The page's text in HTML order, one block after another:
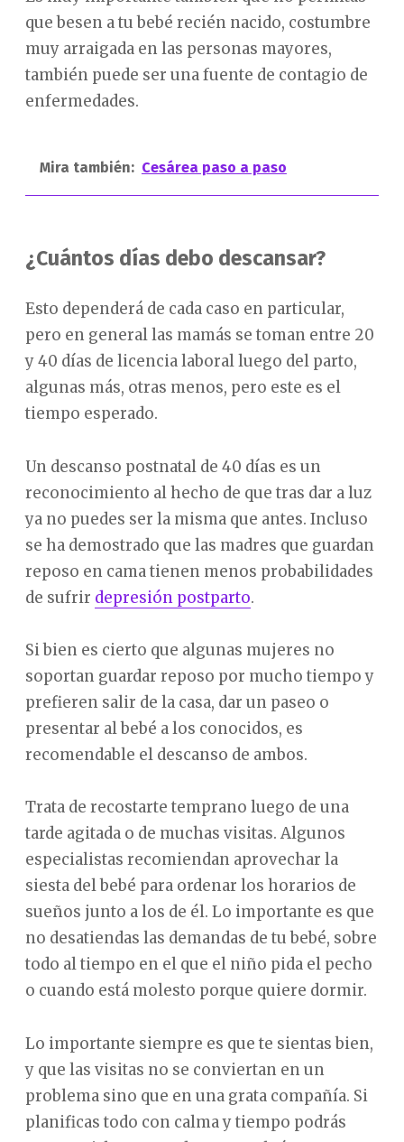
que besen a tu bebé recién nacido, costumbre
muy arraigada en las personas mayores,
también puede ser una fuente de contagio de
enfermedades.
Mira también: Cesárea paso a paso
¿Cuántos días debo descansar?
Esto dependerá de cada caso en particular,
pero en general las mamás se toman entre 20
y 40 días de licencia laboral luego del parto,
algunas más, otras menos, pero este es el
tiempo esperado.
Un descanso postnatal de 40 días es un
reconocimiento al hecho de que tras dar a luz
ya no puedes ser la misma que antes. Incluso
se ha demostrado que las madres que guardan
reposo en cama tienen menos probabilidades
de sufrir depresión postparto.
Si bien es cierto que algunas mujeres no
soportan guardar reposo por mucho tiempo y
prefieren salir de la casa, dar un paseo o
presentar al bebé a los conocidos, es
recomendable el descanso de ambos.
Trata de recostarte temprano luego de una
tarde agitada o de muchas visitas. Algunos
especialistas recomiendan aprovechar la
siesta del bebé para ordenar los horarios de
sueños junto a los de él. Lo importante es que
no desatiendas las demandas de tu bebé, sobre
todo al tiempo en el que el niño pida el pecho
o cuando está molesto porque quiere dormir.
Lo importante siempre es que te sientas bien,
y que las visitas no se conviertan en un
problema sino que en una grata compañía. Si
planificas todo con calma y tiempo podrás